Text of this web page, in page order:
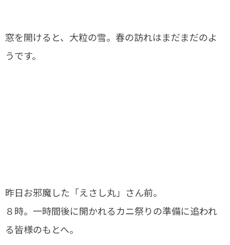
窓を開けると、大粒の雪。春の訪れはまだまだのよ
うです。
昨日お邪魔した「えさし丸」さん前。
８時。一時間後に開かれるカニ祭りの準備に追われ
る皆様のもとへ。